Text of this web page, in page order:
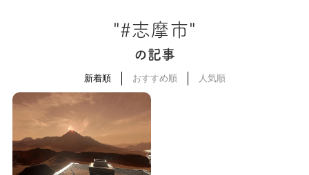
"#志摩市"
の記事
新着順 おすすめ順 人気順